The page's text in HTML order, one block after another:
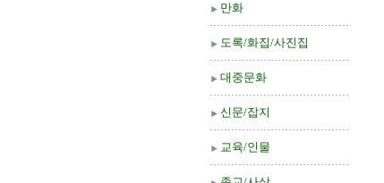
만화
도록/화집/사진집
대중문화
신문/잡지
교육/인물